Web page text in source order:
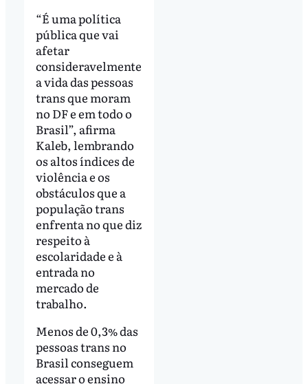
“É uma política
pública que vai
afetar
consideravelmente
a vida das pessoas
trans que moram
no DF e em todo o
Brasil”, afirma
Kaleb, lembrando
os altos índices de
violência e os
obstáculos que a
população trans
enfrenta no que diz
respeito à
escolaridade e à
entrada no
mercado de
trabalho.
Menos de 0,3% das
pessoas trans no
Brasil conseguem
acessar o ensino